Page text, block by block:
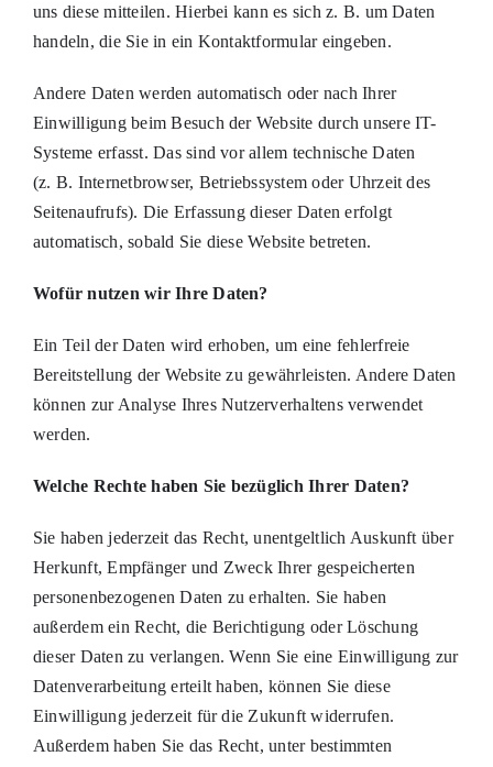
uns diese mitteilen. Hierbei kann es sich z. B. um Daten
handeln, die Sie in ein Kontaktformular eingeben.
Andere Daten werden automatisch oder nach Ihrer
Einwilligung beim Besuch der Website durch unsere IT-
Systeme erfasst. Das sind vor allem technische Daten
(z. B. Internetbrowser, Betriebssystem oder Uhrzeit des
Seitenaufrufs). Die Erfassung dieser Daten erfolgt
automatisch, sobald Sie diese Website betreten.
Wofür nutzen wir Ihre Daten?
Ein Teil der Daten wird erhoben, um eine fehlerfreie
Bereitstellung der Website zu gewährleisten. Andere Daten
können zur Analyse Ihres Nutzerverhaltens verwendet
werden.
Welche Rechte haben Sie bezüglich Ihrer Daten?
Sie haben jederzeit das Recht, unentgeltlich Auskunft über
Herkunft, Empfänger und Zweck Ihrer gespeicherten
personenbezogenen Daten zu erhalten. Sie haben
außerdem ein Recht, die Berichtigung oder Löschung
dieser Daten zu verlangen. Wenn Sie eine Einwilligung zur
Datenverarbeitung erteilt haben, können Sie diese
Einwilligung jederzeit für die Zukunft widerrufen.
Außerdem haben Sie das Recht, unter bestimmten